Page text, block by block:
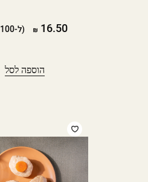
16.50 (ל-100 גרם)
הוספה לסל